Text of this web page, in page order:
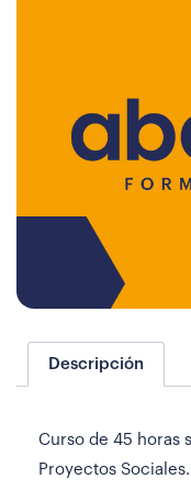
Descripción
Curso de 45 horas
Proyectos